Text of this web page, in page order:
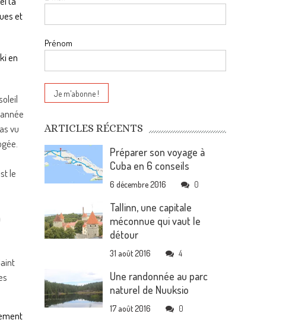
et
en
vu
le
Prénom
ARTICLES RÉCENTS
Préparer son voyage à
Cuba en 6 conseils
6 décembre 2016 0
Tallinn, une capitale
méconnue qui vaut le
détour
31 août 2016 4
Une randonnée au parc
naturel de Nuuksio
17 août 2016 0